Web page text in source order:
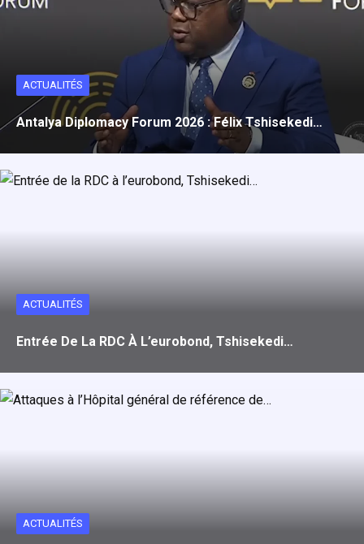
ACTUALITÉS
Antalya Diplomacy Forum 2026 : Félix Tshisekedi…
ACTUALITÉS
Entrée De La RDC À L’eurobond, Tshisekedi…
ACTUALITÉS